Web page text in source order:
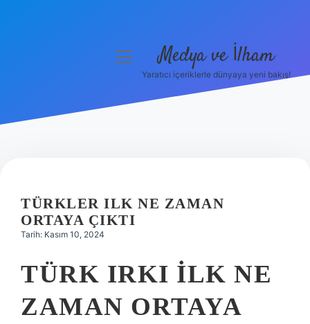
Hakkımızda
menüyüMedya ve İlham
Yaratıcı içeriklerle dünyaya yeni bakış!
TÜRKLER ILK NE ZAMAN
ORTAYA ÇIKTI
Tarih: Kasım 10, 2024
TÜRK IRKI ILK NE
ZAMAN ORTAYA